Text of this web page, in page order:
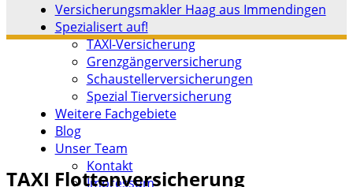
Versicherungsmakler Haag aus Immendingen
Spezialisert auf!
TAXI-Versicherung
Grenzgängerversicherung
Schaustellerversicherungen
Spezial Tierversicherung
Weitere Fachgebiete
Blog
Unser Team
Kontakt
Impressum
TAXI Flottenversicherung